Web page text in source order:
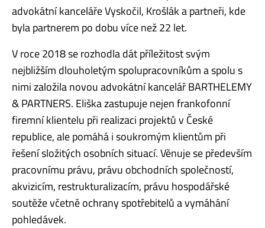
advokátní kanceláře Vyskočil, Krošlák a partneři, kde
byla partnerem po dobu více než 22 let.
V roce 2018 se rozhodla dát příležitost svým
nejbližším dlouholetým spolupracovníkům a spolu s
nimi založila novou advokátní kancelář BARTHELEMY
& PARTNERS. Eliška zastupuje nejen frankofonní
firemní klientelu při realizaci projektů v České
republice, ale pomáhá i soukromým klientům při
řešení složitých osobních situací. Věnuje se především
pracovnímu právu, právu obchodních společností,
akvizicím, restrukturalizacím, právu hospodářské
soutěže včetně ochrany spotřebitelů a vymáhání
pohledávek.